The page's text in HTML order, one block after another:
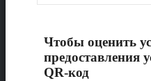
Чтобы оценить
предоставления
QR-код